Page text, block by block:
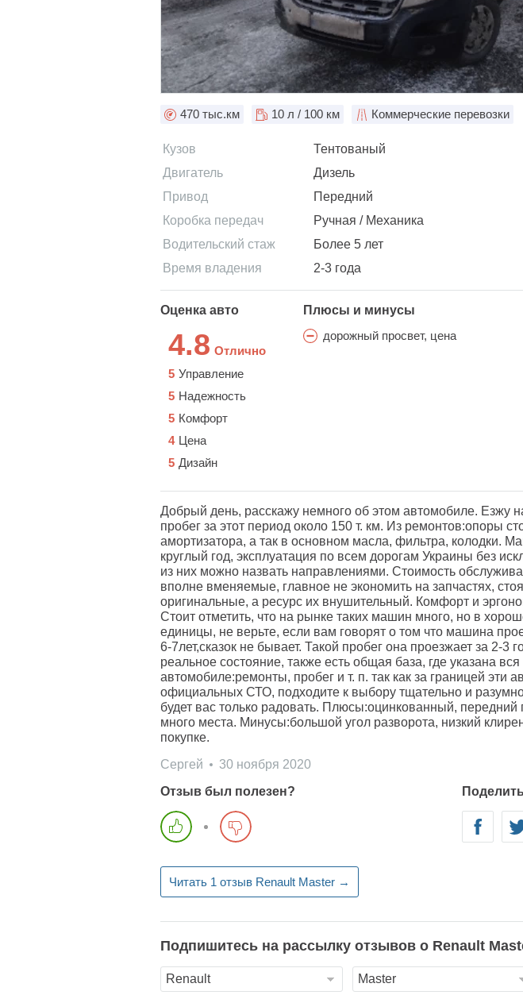
470 тыс.км 10 л / 100 км Коммерческие перевозки
Тентованый
Кузов
Дизель
Двигатель
Передний
Привод
Ручная / Механика
Коробка передач
Более 5 лет
Водительский стаж
2-3 года
Время владения
Оценка авто
Отлично
4.8
Управление
5
Надежность
5
Комфорт
5
Цена
4
Дизайн
5
Плюсы и минусы
дорожный просвет, цена
Добрый день, расскажу немного об этом автомобиле. Езжу
пробег за этот период около 150 т. км. Из ремонтов:опоры
амортизатора, а так в основном масла, фильтра, колодки.
круглый год, эксплуатация по всем дорогам Украины без
из них можно назвать направлениями. Стоимость
вполне вменяемые, главное не экономить на запчастях,
оригинальные, а ресурс их внушительный. Комфорт и
Стоит отметить, что на рынке таких машин много, но в
единицы, не верьте, если вам говорят о том что машина
6-7лет,сказок не бывает. Такой пробег она проезжает за 2-3
реальное состояние, также есть общая база, где указана
автомобиле:ремонты, пробег и т. п. так как за границей эти
официальных СТО, подходите к выбору тщательно и
будет вас только радовать. Плюсы:оцинкованный,
много места. Минусы:большой угол разворота, низкий
покупке.
Сергей
30 ноября 2020
Отзыв был полезен?
Facebook Twitter
Читать 1 отзыв Renault Master →
Подпишитесь на рассылку отзывов о Renault